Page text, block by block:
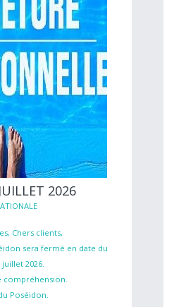
2026
Chers clients,
sera fermé en date du
2026.
Poséidon.